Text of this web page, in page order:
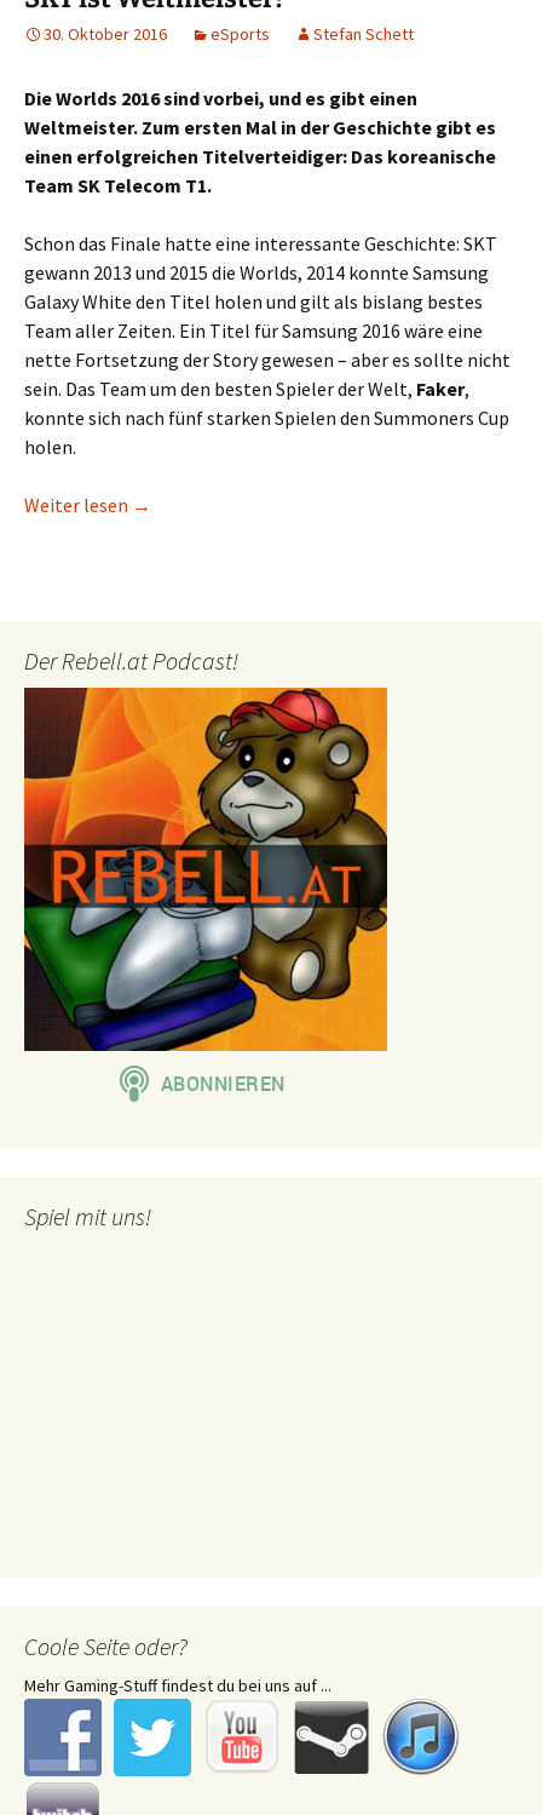
30. Oktober 2016 eSports Stefan Schett
Die Worlds 2016 sind vorbei, und es gibt einen
Weltmeister. Zum ersten Mal in der Geschichte gibt es
einen erfolgreichen Titelverteidiger: Das koreanische
Team SK Telecom T1.
Schon das Finale hatte eine interessante Geschichte: SKT
gewann 2013 und 2015 die Worlds, 2014 konnte Samsung
Galaxy White den Titel holen und gilt als bislang bestes
Team aller Zeiten. Ein Titel für Samsung 2016 wäre eine
nette Fortsetzung der Story gewesen – aber es sollte nicht
sein. Das Team um den besten Spieler der Welt, Faker,
konnte sich nach fünf starken Spielen den Summoners Cup
holen.
Weiter lesen SKT ist Weltmeister!
→
Der Rebell.at Podcast!
Spiel mit uns!
Coole Seite oder?
Mehr Gaming-Stuff findest du bei uns auf ...